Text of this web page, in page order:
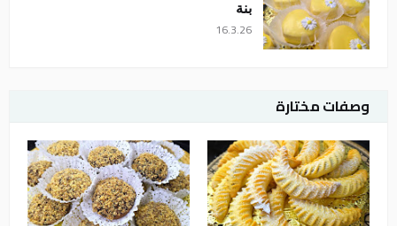
بنة
16.3.26
وصفات مختارة